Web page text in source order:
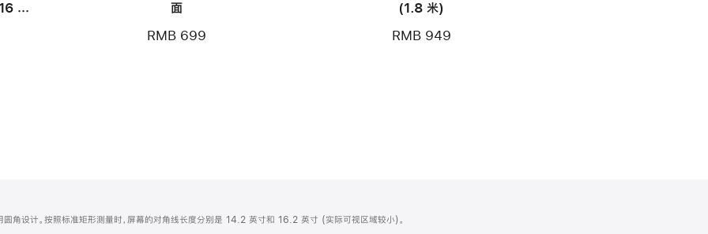
英
面
RMB 699
(1.8 米)
RMB 949
设计。按照标准矩形测量时，屏幕的对角线长度分别是 14.2 英寸和 16.2 英寸 (实际可视区域较小)。